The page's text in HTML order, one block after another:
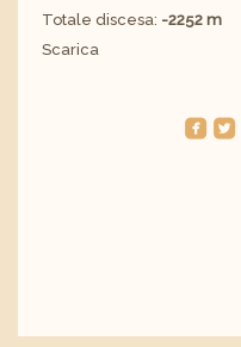
Totale discesa: -2252 m
Scarica
roundedfacebook roundedtwitterbird